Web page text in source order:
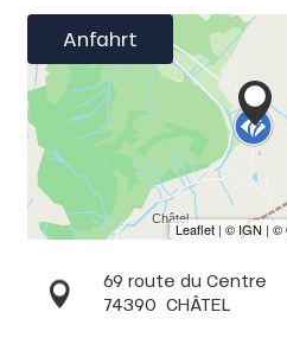
Anfahrt
69 route du Centre
74390 CHÂTEL